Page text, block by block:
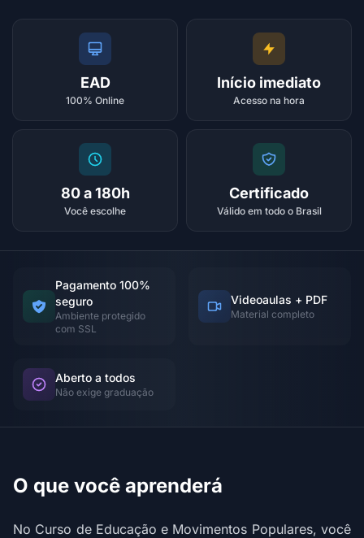
EAD
100% Online
Início imediato
Acesso na hora
80 a 180h
Você escolhe
Certificado
Válido em todo o Brasil
Pagamento 100%
seguro
Ambiente protegido
com SSL
Videoaulas + PDF
Material completo
Aberto a todos
Não exige graduação
O que você aprenderá
No Curso de Educação e Movimentos Populares, você